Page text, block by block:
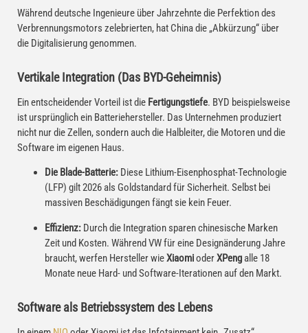
Während deutsche Ingenieure über Jahrzehnte die Perfektion des
Verbrennungsmotors zelebrierten, hat China die „Abkürzung“ über
die Digitalisierung genommen.
Vertikale Integration (Das BYD-Geheimnis)
Ein entscheidender Vorteil ist die Fertigungstiefe. BYD beispielsweise
ist ursprünglich ein Batteriehersteller. Das Unternehmen produziert
nicht nur die Zellen, sondern auch die Halbleiter, die Motoren und die
Software im eigenen Haus.
Die Blade-Batterie: Diese Lithium-Eisenphosphat-Technologie
(LFP) gilt 2026 als Goldstandard für Sicherheit. Selbst bei
massiven Beschädigungen fängt sie kein Feuer.
Effizienz: Durch die Integration sparen chinesische Marken
Zeit und Kosten. Während VW für eine Designänderung Jahre
braucht, werfen Hersteller wieXiaomioderXPeng alle 18
Monate neue Hard- und Software-Iterationen auf den Markt.
Software als Betriebssystem des Lebens